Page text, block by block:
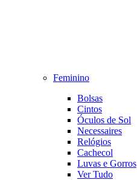
Feminino
Bolsas
Cintos
Óculos de Sol
Necessaires
Relógios
Cachecol
Luvas e Gorros
Ver Tudo